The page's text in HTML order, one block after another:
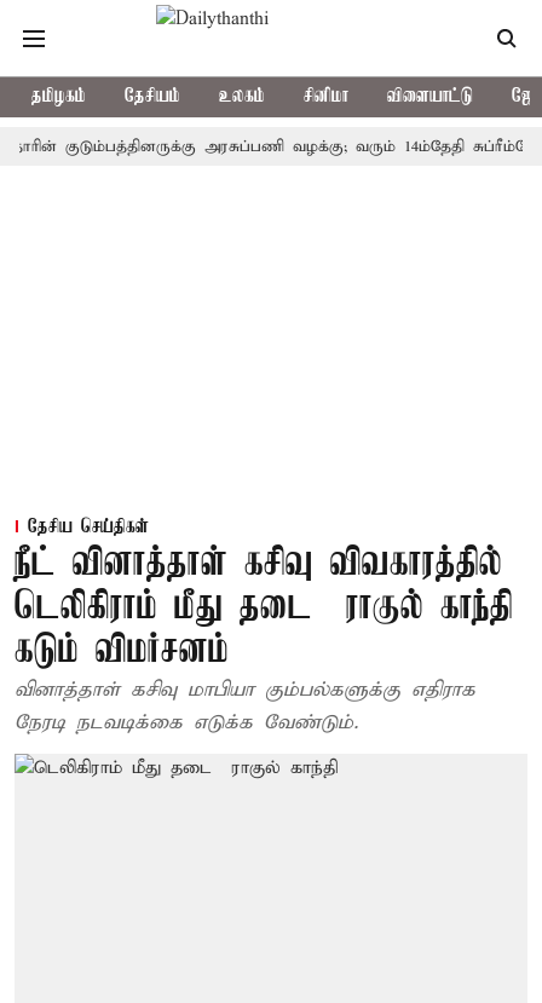
தமிழகம் தேசியம் உலகம் சினிமா விளையாட்டு
அரசுப்பணி வழக்கு; வரும் 14ம்தேதி
தேசிய செய்திகள்
நீட் வினாத்தாள் கசிவு விவகாரத்தில்
டெலிகிராம் மீது தடை – ராகுல் காந்தி
கடும் விமர்சனம்
வினாத்தாள் கசிவு மாபியா கும்பல்களுக்கு எதிராக
நேரடி நடவடிக்கை எடுக்க வேண்டும்.